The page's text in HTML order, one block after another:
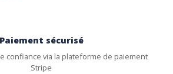
Paiement sécurisé
confiance via la plateforme de paiement
Stripe